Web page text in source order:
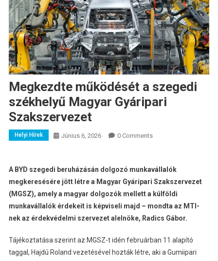
Megkezdte működését a szegedi
székhelyű Magyar Gyáripari
Szakszervezet
Helyi Hírek Június 6, 2026 0 Comments
A BYD szegedi beruházásán dolgozó munkavállalók
megkeresésére jött létre a Magyar Gyáripari Szakszervezet
(MGSZ), amely a magyar dolgozók mellett a külföldi
munkavállalók érdekeit is képviseli majd – mondta az MTI-
nek az érdekvédelmi szervezet alelnöke, Radics Gábor.
Tájékoztatása szerint az MGSZ-t idén februárban 11 alapító
taggal, Hajdú Roland vezetésével hozták létre, aki a Gumiipari